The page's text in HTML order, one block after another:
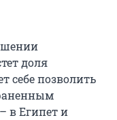
доля
себе позволить
в Египет и